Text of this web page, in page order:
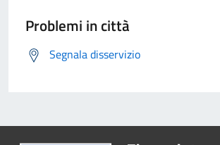
Problemi in città
Segnala disservizio